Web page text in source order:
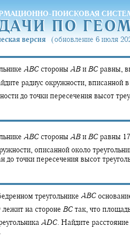
ПОИСКОВАЯ
ПО
ПО
версия (обновление 6 июля
ABC стороны AB и BC равны,
радиус окружности, вписанной
до точки пересечения высот
ABC стороны AB и BC равны
описанной около
до точки пересечения высот
треугольнике ABC
лежит на стороне BC так, что
ADC. Найдите
.